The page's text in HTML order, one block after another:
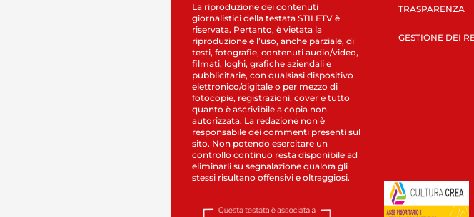
La riproduzione dei contenuti
giornalistici della testata STILETV è
riservata. Pertanto, è vietata la
riproduzione e l’uso, anche parziale, di
testi, fotografie, contenuti audio/video,
filmati, loghi, grafiche aziendali e
pubblicitarie, con qualsiasi dispositivo
elettronico/digitale o per mezzo di
fotocopie, registrazioni, cover e tutto
quanto è ascrivibile a copia non
autorizzata. La redazione non è
responsabile dei commenti presenti sul
sito. Non potendo esercitare un
controllo continuo resta disponibile ad
eliminarli su segnalazione qualora gli
stessi risultano offensivi e oltraggiosi.
TRASPARENZA
GESTIONE DEI